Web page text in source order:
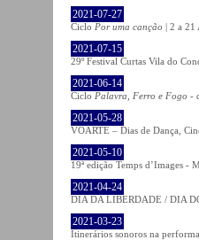
2021-07-27
Ciclo Por uma canção | 2 a 21
2021-07-15
29º Festival Curtas Vila do
2021-06-14
Ciclo Palavra, Ferro e Fogo -
2021-05-28
VOARTE – Dias de Dança,
2021-05-10
19ª edição Temps d’Images -
2021-04-24
DIA DA LIBERDADE / DIA
2021-03-23
Itinerários sonoros na